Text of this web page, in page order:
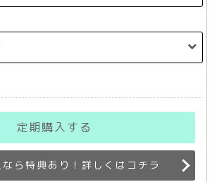
定期購入する
ら特典あり！詳しくはコチラ